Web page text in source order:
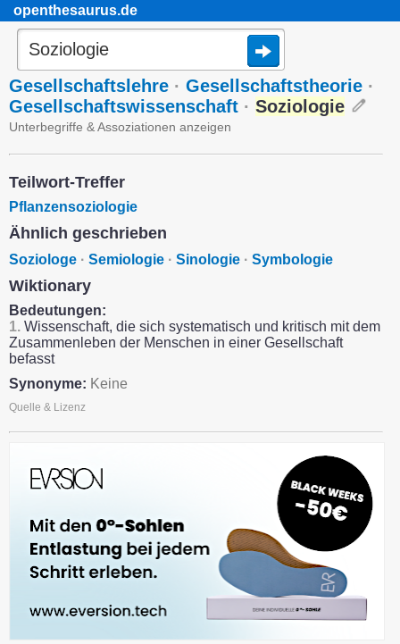
openthesaurus.de
Gesellschaftslehre · Gesellschaftstheorie ·
Gesellschaftswissenschaft · Soziologie
Unterbegriffe & Assoziationen anzeigen
Teilwort-Treffer
Pflanzensoziologie
Ähnlich geschrieben
Soziologe · Semiologie · Sinologie · Symbologie
Wiktionary
Bedeutungen:
1. Wissenschaft, die sich systematisch und kritisch mit dem
Zusammenleben der Menschen in einer Gesellschaft
befasst
Synonyme: Keine
Quelle & Lizenz